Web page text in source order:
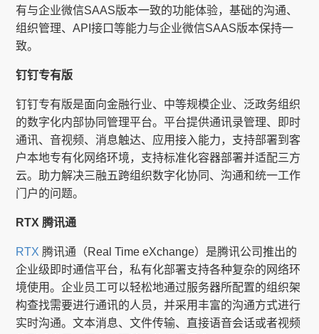
有与企业微信SAAS版本一致的功能体验，基础的沟通、
组织管理、API接口等能力与企业微信SAAS版本保持一
致。
钉钉专有版
钉钉专有版是面向金融行业、中等规模企业、泛政务组织
的数字化内部协同管理平台。平台提供通讯录管理、即时
通讯、音视频、消息触达、应用接入能力，支持部署到客
户本地专有化网络环境，支持标准化容器部署并适配三方
云。助力解决三融五跨组织数字化协同、沟通和统一工作
门户的问题。
RTX 腾讯通
RTX 腾讯通（Real Time eXchange）是腾讯公司推出的
企业级即时通信平台，私有化部署支持各种复杂的网络环
境使用。企业员工可以轻松地通过服务器所配置的组织架
构查找需要进行通讯的人员，并采用丰富的沟通方式进行
实时沟通。文本消息、文件传输、直接语音会话或者视频